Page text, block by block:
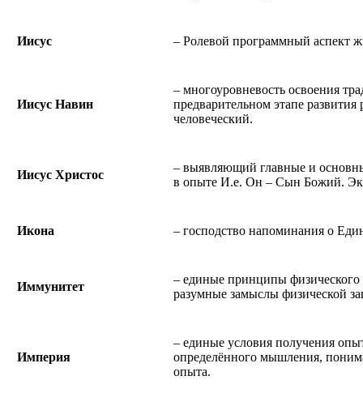
Иисус – Ролевой программный аспект
Иисус Навин
– многоуровневость освоения
предварительном этапе
человеческий.
Иисус Христос
– выявляющий главные и
в опыте И.е. Он – Сын Божий.
Икона – господство напоминания о
Иммунитет
– единые принципы
разумные замыслы физической
Империя
– единые условия получения
определённого мышления,
опыта.